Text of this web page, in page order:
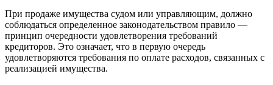
При продаже имущества судом или управляющим, должно
соблюдаться определенное законодательством правило —
принцип очередности удовлетворения требований
кредиторов. Это означает, что в первую очередь
удовлетворяются требования по оплате расходов, связанных с
реализацией имущества.